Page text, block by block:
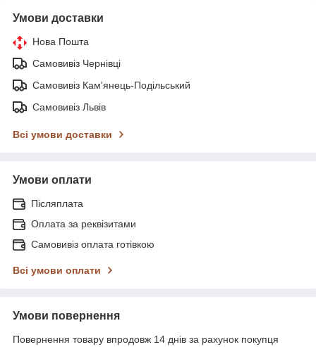
Умови доставки
Нова Пошта
Самовивіз Чернівці
Самовивіз Кам'янець-Подільський
Самовивіз Львів
Всі умови доставки
Умови оплати
Післяплата
Оплата за реквізитами
Самовивіз оплата готівкою
Всі умови оплати
Умови повернення
Повернення товару впродовж 14 днів за рахунок покупця